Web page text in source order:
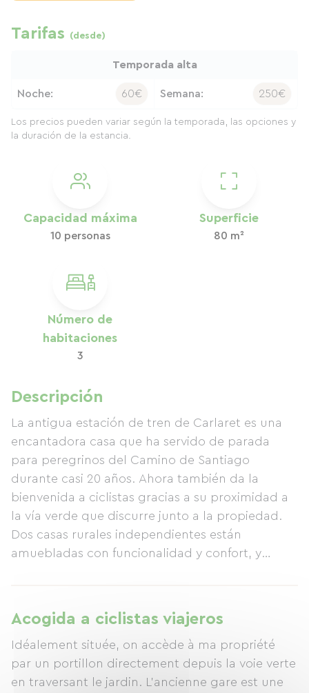
Capacidad máxima
10 personas
Superficie
80 m²
Número de
habitaciones
3
Descripción
La antigua estación de tren de Carlaret es una
encantadora casa que ha servido de parada
para peregrinos del Camino de Santiago
durante casi 20 años. Ahora también da la
bienvenida a ciclistas gracias a su proximidad a
la vía verde que discurre junto a la propiedad.
Dos casas rurales independientes están
amuebladas con funcionalidad y confort, y
durante una comida o una velada. El jardín es
accesible para descansar y relajarse en un
entorno tranquilo y bien cuidado. Encontrará
todas las instalaciones necesarias para el
mantenimiento de su bicicleta, lo que le
Acogida a ciclistas viajeros
Idéalement située, on accède à ma propriété
par un portillon directement depuis la voie verte
en traversant le jardin. L'ancienne gare est une
Tarifas (desde)
Temporada alta
Noche: 60€ Semana: 250€
Los precios pueden variar según la temporada, las opciones y
la duración de la estancia.